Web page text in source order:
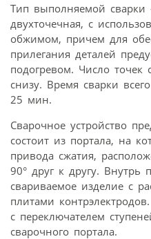
Тип выполняемой сварки
двухточечная, с
обжимом, причем для
прилегания деталей
подогревом. Число
снизу. Время сварки
25 мин.
Сварочное устройство
состоит из портала, на
привода сжатия,
90° друг к другу. Внутрь
свариваемое изделие с
плитами
с переключателем
сварочного портала.